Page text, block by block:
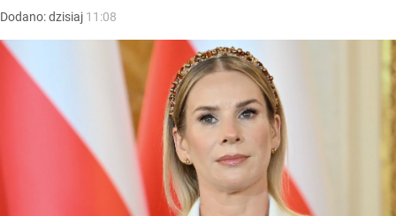
Dodano:dzisiaj 11:08